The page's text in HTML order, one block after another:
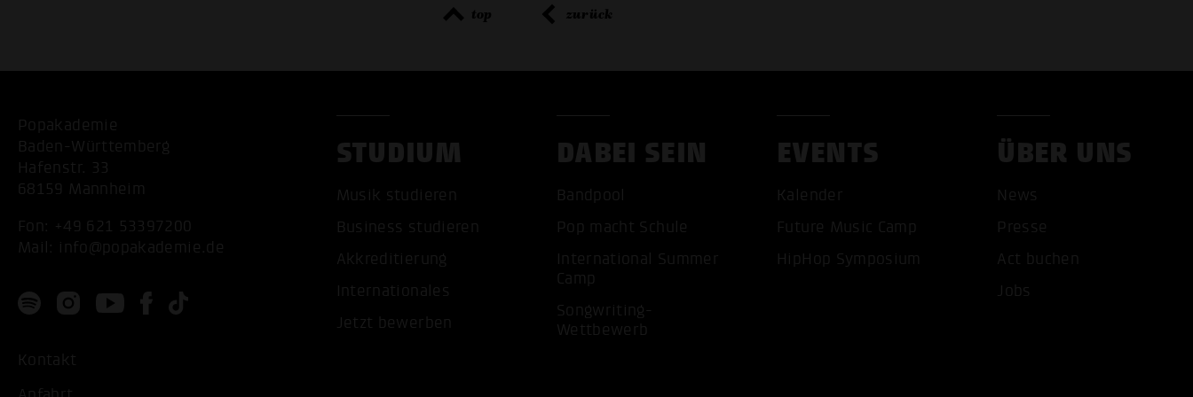
ALLE COOKIES AKZEPTIEREN ALLE COOKIES
top zurück
Popakademie
Baden-Württemberg
Hafenstr. 33
68159 Mannheim
Fon: +49 621 53397200
Mail: info@popakademie.de
Kontakt
STUDIUM
Musik studieren
Business studieren
Akkreditierung
Internationales
Jetzt bewerben
DABEI SEIN
Bandpool
Pop macht Schule
International Summer
Camp
Songwriting-
Wettbewerb
EVENTS
Kalender
Future Music Camp
HipHop Symposium
ÜBER UNS
News
Presse
Act buchen
Jobs